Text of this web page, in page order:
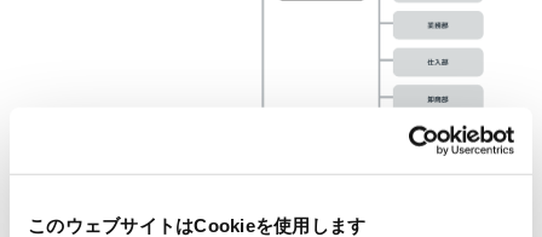
このウェブサイトはCookieを使用します